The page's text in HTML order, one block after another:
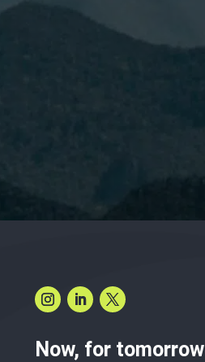
Now, for tomorrow